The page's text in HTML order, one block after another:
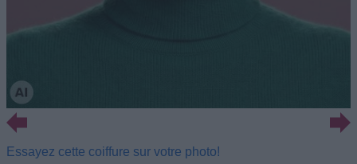
Essayez cette coiffure sur votre photo!